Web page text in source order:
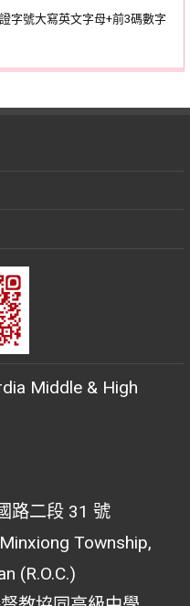
字號大寫英文字母+前3碼數字
Middle & High
路二段 31 號
Township,
(R.O.C.)